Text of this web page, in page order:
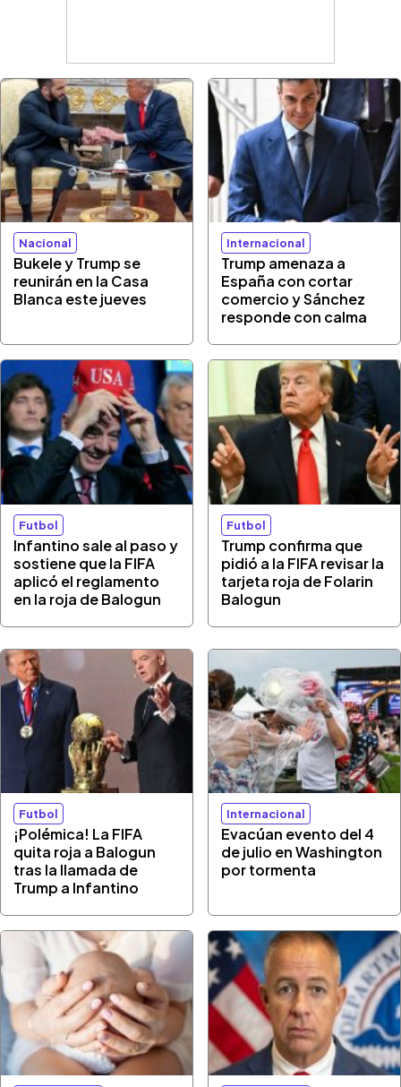
Nacional
Bukele y Trump se
reunirán en la Casa
Blanca este jueves
Internacional
Trump amenaza a
España con cortar
comercio y Sánchez
responde con calma
Futbol
Infantino sale al paso y
sostiene que la FIFA
aplicó el reglamento
en la roja de Balogun
Futbol
Trump confirma que
pidió a la FIFA revisar la
tarjeta roja de Folarin
Balogun
Futbol
¡Polémica! La FIFA
quita roja a Balogun
tras la llamada de
Trump a Infantino
Internacional
Evacúan evento del 4
de julio en Washington
por tormenta